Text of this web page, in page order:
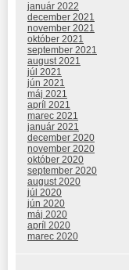
január 2022
december 2021
november 2021
október 2021
september 2021
august 2021
júl 2021
jún 2021
máj 2021
apríl 2021
marec 2021
január 2021
december 2020
november 2020
október 2020
september 2020
august 2020
júl 2020
jún 2020
máj 2020
apríl 2020
marec 2020